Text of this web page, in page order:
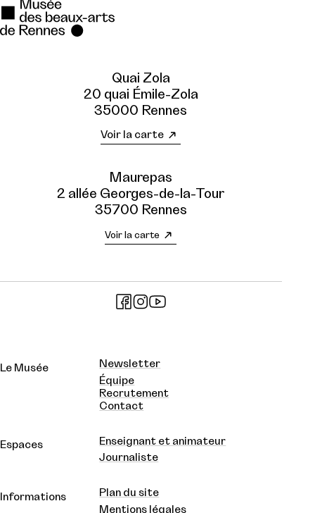
Quai Zola
20 quai Émile-Zola
35000 Rennes
Voir la carte
Maurepas
2 allée Georges-de-la-Tour
35700 Rennes
Voir la carte
Le Musée
Newsletter
Équipe
Recrutement
Contact
Espaces
Enseignant et animateur
Journaliste
Informations
Plan du site
Mentions légales